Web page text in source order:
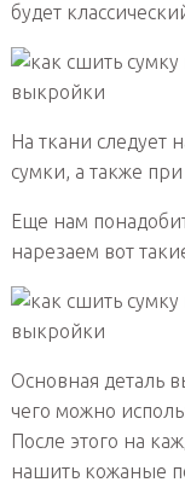
будет
На ткани следует
сумки, а также
Еще нам
нарезаем вот
Основная деталь
чего можно
После этого на
нашить кожаные